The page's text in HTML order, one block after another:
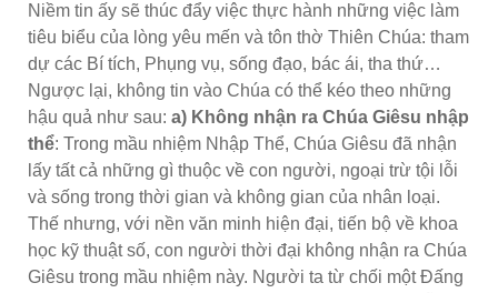
Niềm tin ấy sẽ thúc đẩy việc thực hành những việc làm
tiêu biểu của lòng yêu mến và tôn thờ Thiên Chúa: tham
dự các Bí tích, Phụng vụ, sống đạo, bác ái, tha thứ…
Ngược lại, không tin vào Chúa có thể kéo theo những
hậu quả như sau: a) Không nhận ra Chúa Giêsu nhập
thể: Trong mầu nhiệm Nhập Thể, Chúa Giêsu đã nhận
lấy tất cả những gì thuộc về con người, ngoại trừ tội lỗi
và sống trong thời gian và không gian của nhân loại.
Thế nhưng, với nền văn minh hiện đại, tiến bộ về khoa
học kỹ thuật số, con người thời đại không nhận ra Chúa
Giêsu trong mầu nhiệm này. Người ta từ chối một Đấng